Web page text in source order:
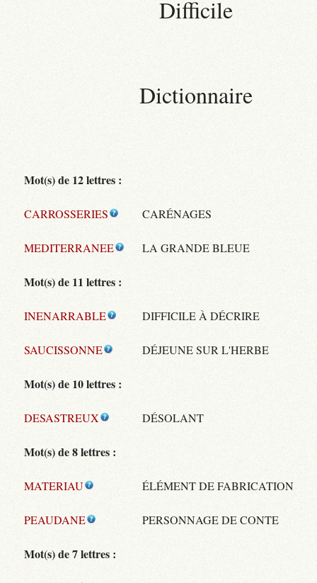
Difficile
Dictionnaire
Mot(s) de 12 lettres :
CARROSSERIES CARÉNAGES
MEDITERRANEE LA GRANDE BLEUE
Mot(s) de 11 lettres :
INENARRABLE DIFFICILE À DÉCRIRE
SAUCISSONNE DÉJEUNE SUR L'HERBE
Mot(s) de 10 lettres :
DESASTREUX DÉSOLANT
Mot(s) de 8 lettres :
MATERIAU ÉLÉMENT DE FABRICATION
PEAUDANE PERSONNAGE DE CONTE
Mot(s) de 7 lettres :